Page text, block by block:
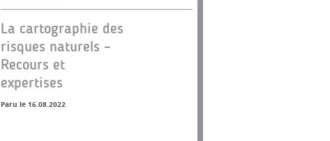
La cartographie des
risques naturels –
Recours et
expertises
Paru le 16.08.2022